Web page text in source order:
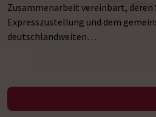
Zusammenarbeit vereinbart, deren
Expresszustellung und dem
deutschlandweiten…